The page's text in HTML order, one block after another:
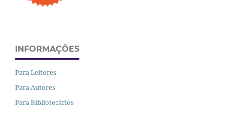
INFORMAÇÕES
Para Leitores
Para Autores
Para Bibliotecários